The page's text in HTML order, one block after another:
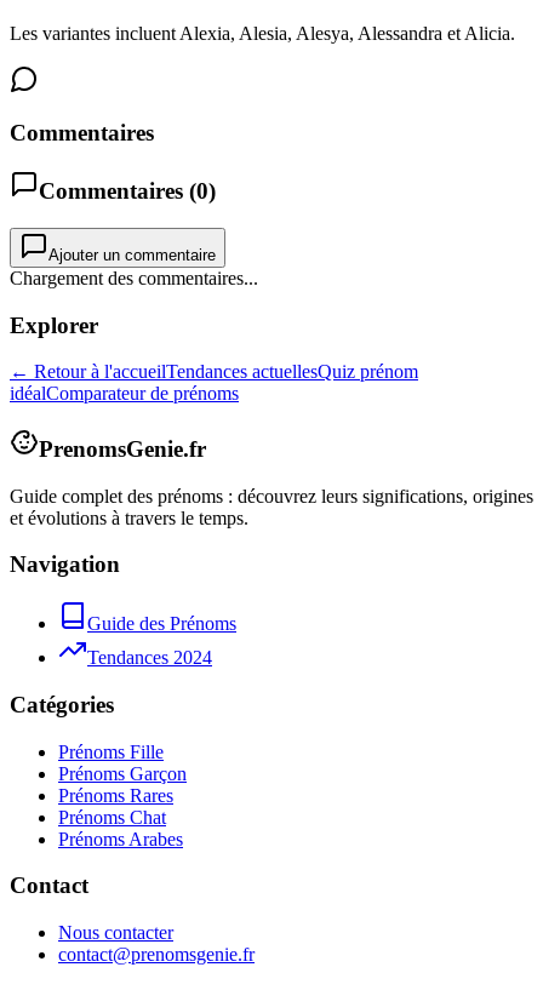
Les variantes incluent Alexia, Alesia, Alesya, Alessandra et Alicia.
Commentaires
Commentaires (0)
Ajouter un commentaire
Chargement des commentaires...
Explorer
← Retour à l'accueilTendances actuellesQuiz prénom
idéalComparateur de prénoms
PrenomsGenie.fr
Guide complet des prénoms : découvrez leurs significations, origines
et évolutions à travers le temps.
Navigation
Guide des Prénoms
Tendances 2024
Catégories
Prénoms Fille
Prénoms Garçon
Prénoms Rares
Prénoms Chat
Prénoms Arabes
Contact
Nous contacter
contact@prenomsgenie.fr